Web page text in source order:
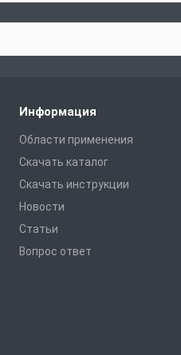
Информация
Области применения
Скачать каталог
Скачать инструкции
Новости
Статьи
Вопрос ответ